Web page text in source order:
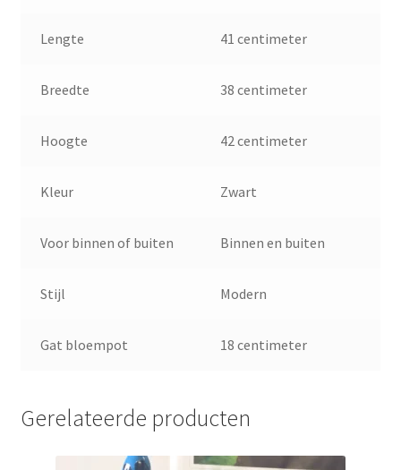
Lengte 41 centimeter
Breedte 38 centimeter
Hoogte 42 centimeter
Kleur Zwart
Voor binnen of buiten Binnen en buiten
Stijl Modern
Gat bloempot 18 centimeter
Gerelateerde producten